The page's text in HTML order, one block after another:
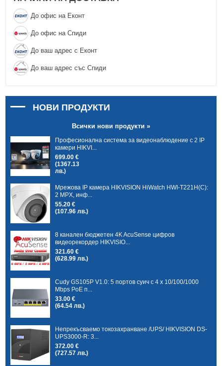
До офис на Еконт
До офис на Спиди
До ваш адрес с Еконт
До ваш адрес със Спиди
НОВИ ПРОДУКТИ
Всички нови продукти »
Професионална система за видеонаблюдение с 2 IP
камери HIKVI...
699.00 €
(1367.13
лв.)
Мрежова IP камера HIKVISION HiWatch HWI-T221H(C):
2 MPX, инф...
55.20 €
(107.96 лв.)
8 канален бюджетен 4K AcuSense цифров
видеорекордер HIKVISIO...
321.60 €
(628.99 лв.)
Cudy GS105P V1.0: 5 портов суич с 4 x 10/100/1000
Mbps PoE п...
33.00 €
(64.54 лв.)
Непрекъсваемо токозахранване /UPS/ HIKVISION DS-
UPS3000-R: 3...
372.00 €
(727.57 лв.)